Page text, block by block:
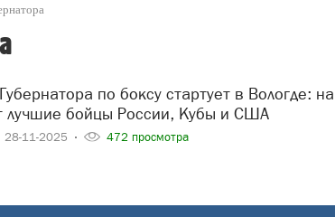
лучшие бойцы России, Кубы и США
28-11-2025 472 просмотра